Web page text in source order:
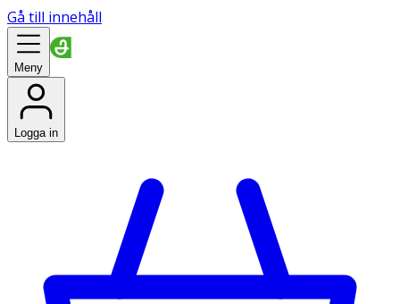
Gå till innehåll
Meny
Logga in